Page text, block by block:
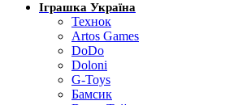
Іграшка Україна
Технок
Artos Games
DoDo
Doloni
G-Toys
Бамсик